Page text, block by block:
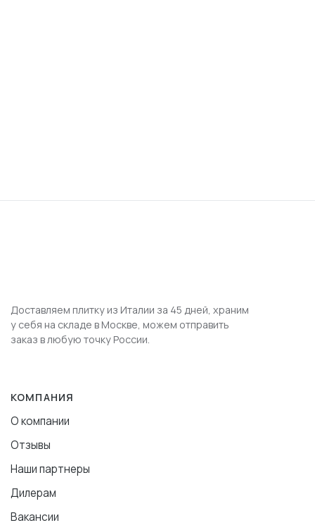
Доставляем плитку из Италии за 45 дней, храним
у себя на складе в Москве, можем отправить
заказ в любую точку России.
КОМПАНИЯ
О компании
Отзывы
Наши партнеры
Дилерам
Вакансии